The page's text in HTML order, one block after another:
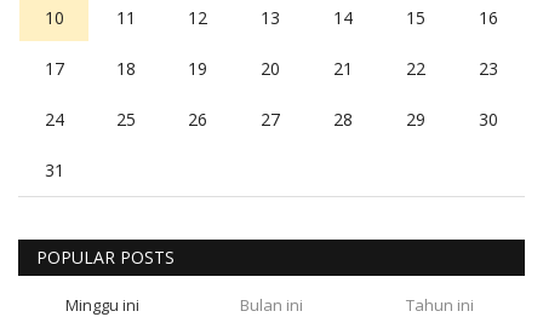
10 11 12 13 14 15 16
17 18 19 20 21 22 23
24 25 26 27 28 29 30
31
POPULAR POSTS
Minggu ini Bulan ini Tahun ini